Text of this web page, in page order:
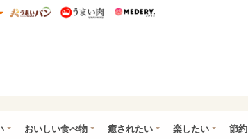
ニー特集
うまいめし うまいパン うまい肉
おいしい食べ物 癒されたい 楽したい 節約